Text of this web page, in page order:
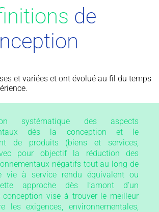
de
et variées et ont évolué au fil du temps
systématique des aspects
dès la conception et le
de produits (biens et services,
pour objectif la réduction des
négatifs tout au long de
vie à service rendu équivalent ou
approche dès l’amont d’un
conception vise à trouver le meilleur
les exigences, environnementales,